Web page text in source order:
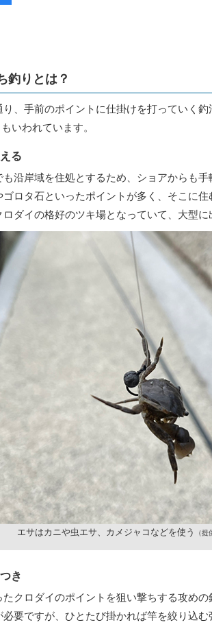
釣りとは？
、手前のポイントに仕掛けを打っていく
いわれています。
る
も沿岸域を住処とするため、ショアからも
ロタ石といったポイントが多く、そこに
ダイの格好のツキ場となっていて、大型に
エサはカニや虫エサ、カメジャコなどを使う （提
き
クロダイのポイントを狙い撃ちする攻め
要ですが、ひとたび掛かれば竿を絞り込